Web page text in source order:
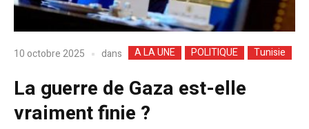
10 octobre 2025 dans A LA UNE POLITIQUE Tunisie
La guerre de Gaza est-elle
vraiment finie ?